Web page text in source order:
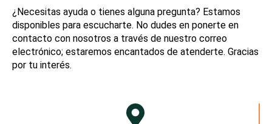
¿Necesitas ayuda o tienes alguna pregunta? Estamos
disponibles para escucharte. No dudes en ponerte en
contacto con nosotros a través de nuestro correo
electrónico; estaremos encantados de atenderte. Gracias
por tu interés.